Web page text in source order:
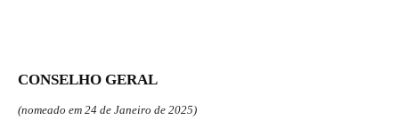
CONSELHO GERAL
(nomeado em 24 de Janeiro de 2025)